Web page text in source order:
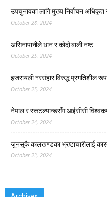
उपचुनावका लागि मुख्य निर्वाचन अधिकृत
October 28, 2024
असिनापानीले धान र कोदो बाली नष्ट
October 25, 2024
इजरायली नरसंहार विरुद्ध प्रगतिशील
October 25, 2024
नेपाल र स्कटल्यान्डसँग आईसीसी
October 24, 2024
जुनसुकै कालखण्डका भ्रष्टाचारीलाई
October 23, 2024